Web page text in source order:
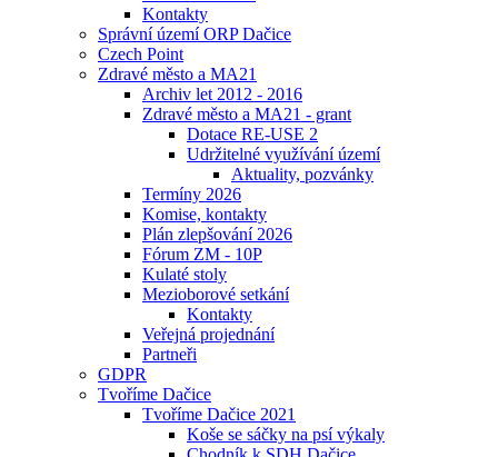
Kontakty
Správní území ORP Dačice
Czech Point
Zdravé město a MA21
Archiv let 2012 - 2016
Zdravé město a MA21 - grant
Dotace RE-USE 2
Udržitelné využívání území
Aktuality, pozvánky
Termíny 2026
Komise, kontakty
Plán zlepšování 2026
Fórum ZM - 10P
Kulaté stoly
Mezioborové setkání
Kontakty
Veřejná projednání
Partneři
GDPR
Tvoříme Dačice
Tvoříme Dačice 2021
Koše se sáčky na psí výkaly